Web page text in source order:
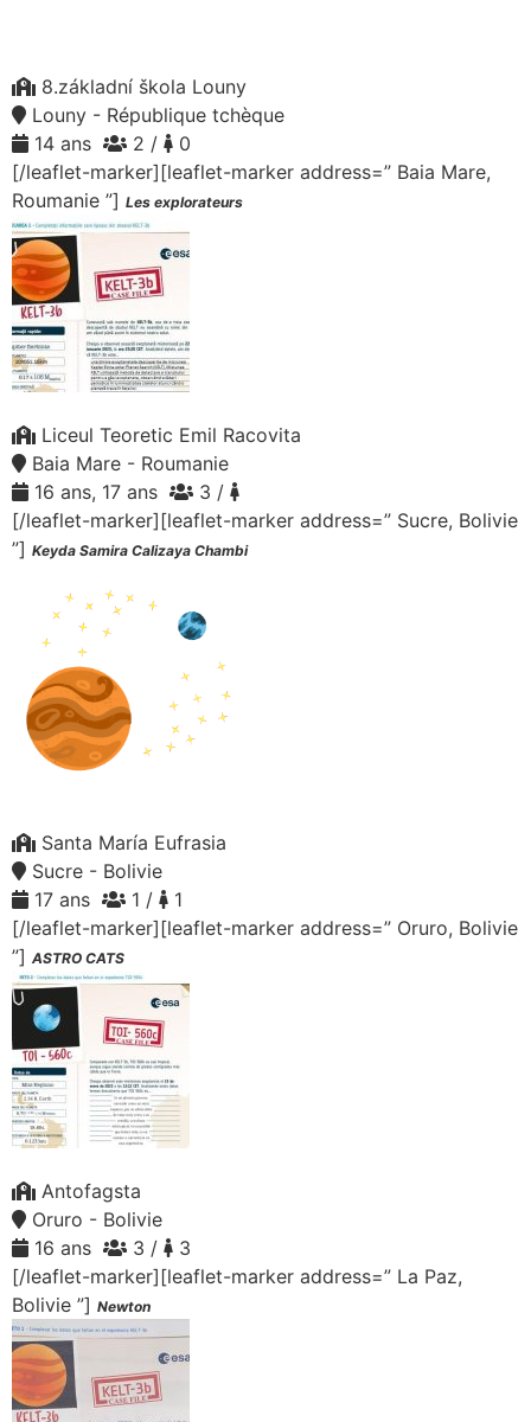
8.základní škola Louny
Louny - République tchèque
14 ans
2 /
0
[/leaflet-marker][leaflet-marker address=” Baia Mare,
Roumanie ”] Les explorateurs
Liceul Teoretic Emil Racovita
Baia Mare - Roumanie
16 ans, 17 ans
3 /
[/leaflet-marker][leaflet-marker address=” Sucre, Bolivie
”] Keyda Samira Calizaya Chambi
Santa María Eufrasia
Sucre - Bolivie
17 ans
1 /
1
[/leaflet-marker][leaflet-marker address=” Oruro, Bolivie
”] ASTRO CATS
Antofagsta
Oruro - Bolivie
16 ans
3 /
3
[/leaflet-marker][leaflet-marker address=” La Paz,
Bolivie ”] Newton